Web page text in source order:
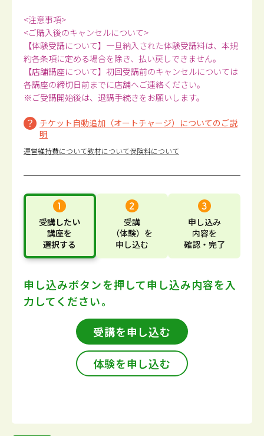
<注意事項>
<ご購入後のキャンセルについて>
【体験受講について】一旦納入された体験受講料は、本規
約各条項に定める場合を除き、払い戻しできません。
【店舗講座について】初回受講前のキャンセルについては
各講座の締切日前までに店舗へご連絡ください。
※ご受講開始後は、退講手続きをお願いします。
チケット自動追加（オートチャージ）についてのご説
明
運営維持費について教材について保険料について
受講したい
講座を
選択する
受講
（体験） を
申し込む
申し込み
内容を
確認・完了
申し込みボタンを押して申し込み内容を入
力してください。
受講を申し込む
体験を申し込む